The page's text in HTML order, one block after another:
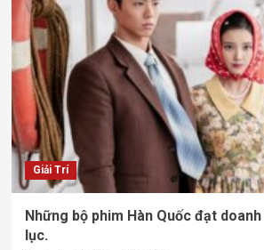
Giải Trí
Những bộ phim Hàn Quốc đạt
lục.